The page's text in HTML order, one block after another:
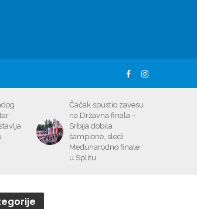
Čačak spustio zavesu
na Državna finala –
Srbija dobila
šampione, sledi
Međunarodno finale
u Splitu